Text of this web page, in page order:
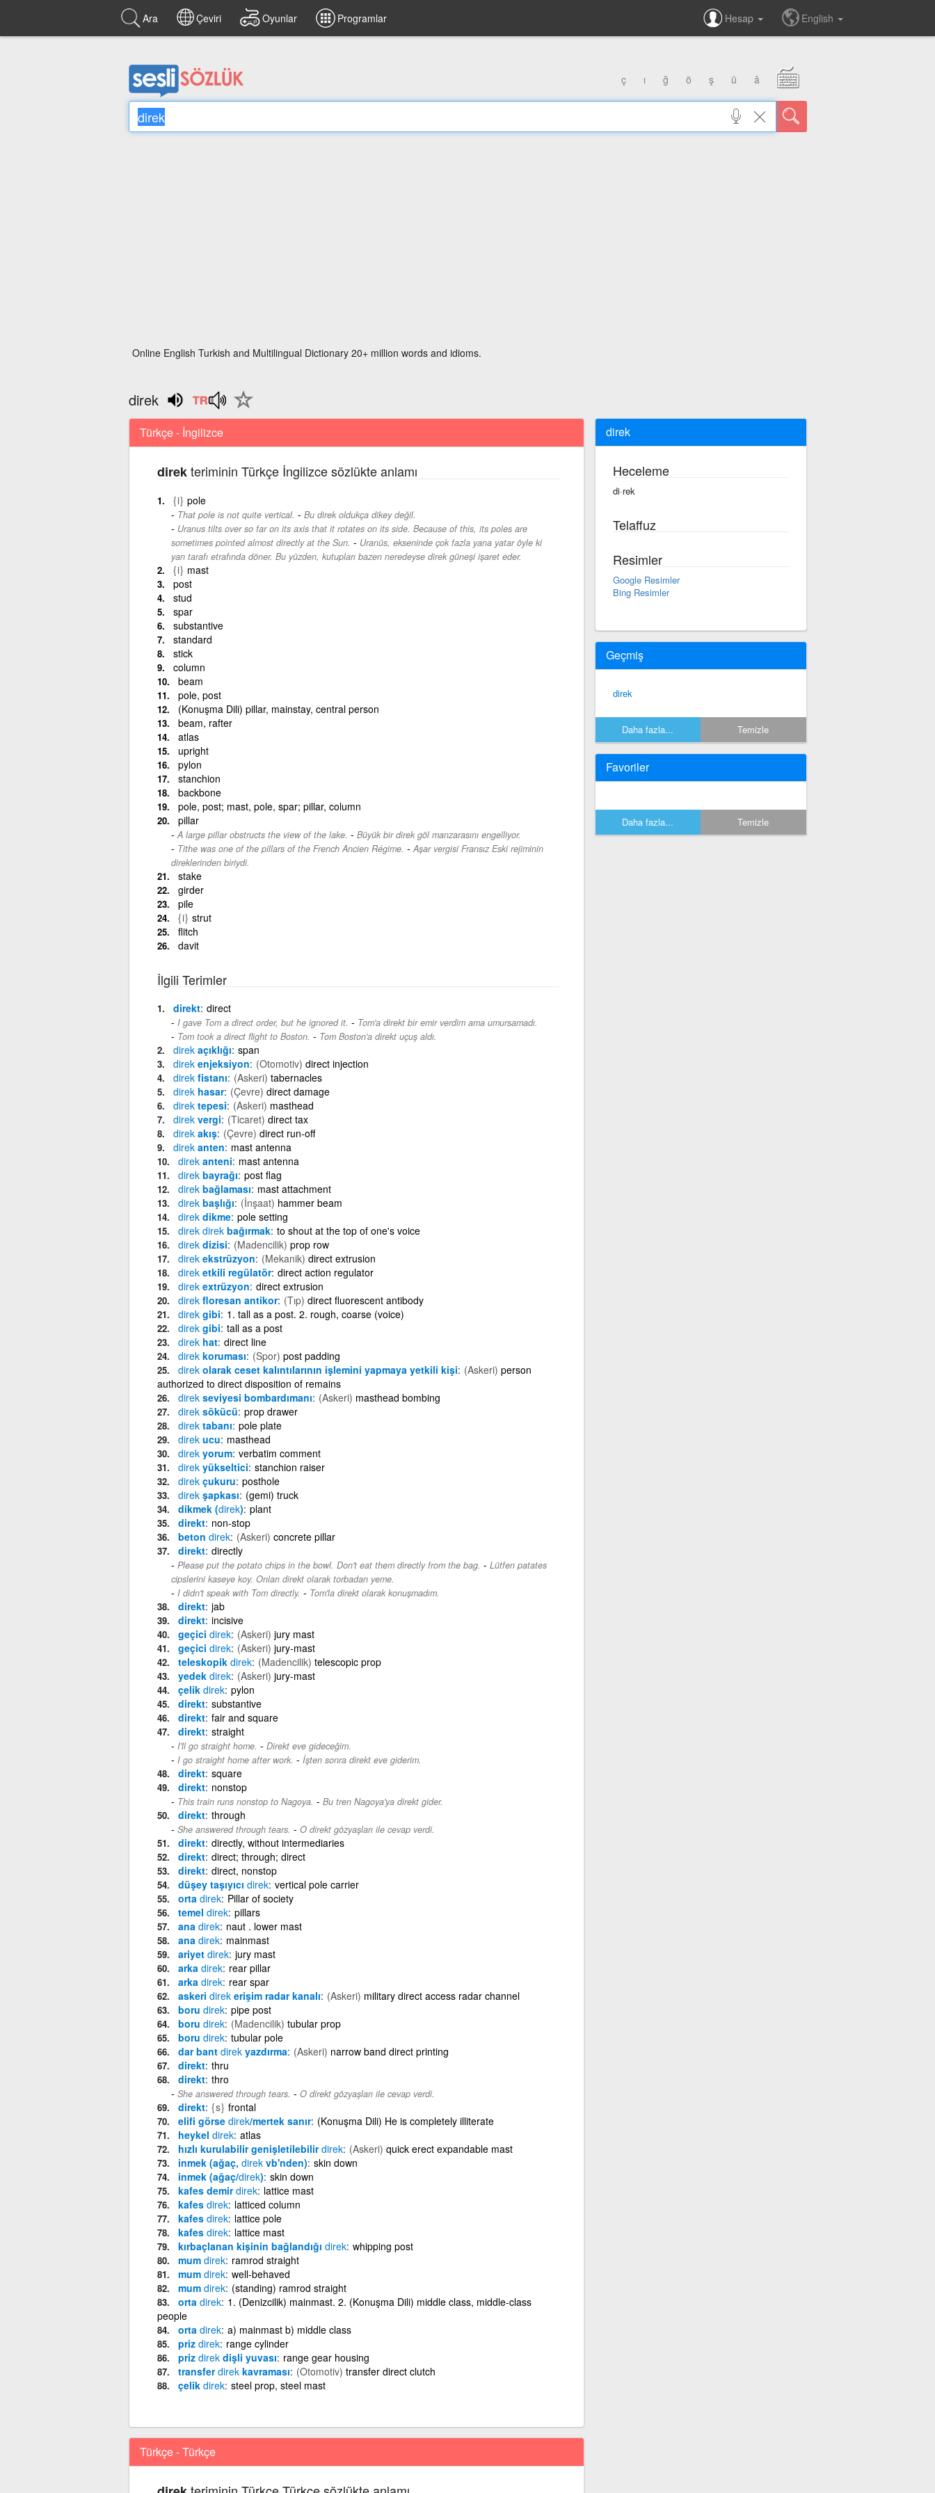
Ara Çeviri Oyunlar Programlar Hesap English
ç ı ğ ö ş ü â
Online English Turkish and Multilingual Dictionary 20+ million words and idioms.
direk
Türkçe - İngilizce
direkteriminin Türkçe İngilizce sözlükte anlamı
{i} pole
That pole is not quite vertical. - Bu direk oldukça dikey değil.
Uranus tilts over so far on its axis that it rotates on its side. Because of this, its poles are
sometimes pointed almost directly at the Sun. - Uranüs, ekseninde çok fazla yana yatar öyle ki
yan tarafı etrafında döner. Bu yüzden, kutupları bazen neredeyse direk güneşi işaret eder.
{i} mast
post
stud
spar
substantive
standard
stick
column
beam
pole, post
(Konuşma Dili) pillar, mainstay, central person
beam, rafter
atlas
upright
pylon
stanchion
backbone
pole, post; mast, pole, spar; pillar, column
pillar
A large pillar obstructs the view of the lake. - Büyük bir direk göl manzarasını engelliyor.
Tithe was one of the pillars of the French Ancien Régime. - Aşar vergisi Fransız Eski rejiminin
direklerinden biriydi.
stake
girder
pile
{i} strut
flitch
davit
İlgili Terimler
direkt direct
I gave Tom a direct order, but he ignored it. - Tom'a direkt bir emir verdim ama umursamadı.
Tom took a direct flight to Boston. - Tom Boston'a direkt uçuş aldı.
direkaçıklığı span
direkenjeksiyon (Otomotiv) direct injection
direkfistanı (Askeri) tabernacles
direkhasar (Çevre) direct damage
direktepesi (Askeri) masthead
direkvergi (Ticaret) direct tax
direkakış (Çevre) direct run-off
direkanten mast antenna
direkanteni mast antenna
direkbayrağı post flag
direkbağlaması mast attachment
direkbaşlığı (İnşaat) hammer beam
direkdikme pole setting
direk direkbağırmak to shout at the top of one's voice
direkdizisi (Madencilik) prop row
direkekstrüzyon (Mekanik) direct extrusion
direketkili regülatör direct action regulator
direkextrüzyon direct extrusion
direkfloresan antikor (Tıp) direct fluorescent antibody
direkgibi 1. tall as a post. 2. rough, coarse (voice)
direkgibi tall as a post
direkhat direct line
direkkoruması (Spor) post padding
direkolarak ceset kalıntılarının işlemini yapmaya yetkili kişi (Askeri) person
authorized to direct disposition of remains
direkseviyesi bombardımanı (Askeri) masthead bombing
direksökücü prop drawer
direktabanı pole plate
direkucu masthead
direkyorum verbatim comment
direkyükseltici stanchion raiser
direkçukuru posthole
direkşapkası (gemi) truck
dikmek (direk) plant
direkt non-stop
beton direk (Askeri) concrete pillar
direkt directly
Please put the potato chips in the bowl. Don't eat them directly from the bag. - Lütfen patates
cipslerini kaseye koy. Onları direkt olarak torbadan yeme.
I didn't speak with Tom directly. - Tom'la direkt olarak konuşmadım.
direkt jab
direkt incisive
geçici direk (Askeri) jury mast
geçici direk (Askeri) jury-mast
teleskopik direk (Madencilik) telescopic prop
yedek direk (Askeri) jury-mast
çelik direk pylon
direkt substantive
direkt fair and square
direkt straight
I'll go straight home. - Direkt eve gideceğim.
I go straight home after work. - İşten sonra direkt eve giderim.
direkt square
direkt nonstop
This train runs nonstop to Nagoya. - Bu tren Nagoya'ya direkt gider.
direkt through
She answered through tears. - O direkt gözyaşları ile cevap verdi.
direkt directly, without intermediaries
direkt direct; through; direct
direkt direct, nonstop
düşey taşıyıcı direk vertical pole carrier
orta direk Pillar of society
temel direk pillars
ana direk naut . lower mast
ana direk mainmast
ariyet direk jury mast
arka direk rear pillar
arka direk rear spar
askeri direkerişim radar kanalı (Askeri) military direct access radar channel
boru direk pipe post
boru direk (Madencilik) tubular prop
boru direk tubular pole
dar bant direkyazdırma (Askeri) narrow band direct printing
direkt thru
direkt thro
She answered through tears. - O direkt gözyaşları ile cevap verdi.
direkt {s} frontal
elifi görse direk/mertek sanır (Konuşma Dili) He is completely illiterate
heykel direk atlas
hızlı kurulabilir genişletilebilirdirek (Askeri) quick erect expandable mast
inmek (ağaç, direkvb'nden) skin down
inmek (ağaç/direk) skin down
kafes demirdirek lattice mast
kafes direk latticed column
kafes direk lattice pole
kafes direk lattice mast
kırbaçlanan kişinin bağlandığı direk whipping post
mum direk ramrod straight
mum direk well-behaved
mum direk (standing) ramrod straight
orta direk 1. (Denizcilik) mainmast. 2. (Konuşma Dili) middle class, middle-class
people
orta direk a) mainmast b) middle class
priz direk range cylinder
priz direkdişli yuvası range gear housing
transferdirekkavraması (Otomotiv) transfer direct clutch
çelik direk steel prop, steel mast
Türkçe - Türkçe
direk
Heceleme
di·rek
Telaffuz
Resimler
Google Resimler
Bing Resimler
Geçmiş
direk
Daha fazla... Temizle
Favoriler
Daha fazla... Temizle